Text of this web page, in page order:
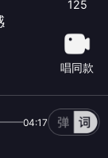
125
唱同款
04:17